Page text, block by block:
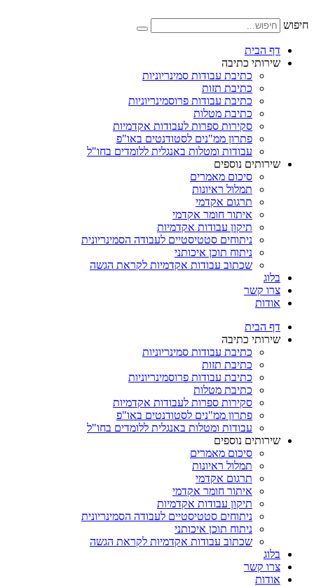
לתוכן
חיפוש
דף הבית
שירותי כתיבה
כתיבת עבודות סמינריוניות
כתיבת תזות
כתיבת עבודות פרוסמינריוניות
כתיבת מטלות
סקירות ספרות לעבודות אקדמיות
פתרון ממ"נים לסטודנטים באו"פ
עבודות ומטלות באנגלית ללומדים בחו"ל
שירותים נוספים
סיכום מאמרים
תמלול ראיונות
תרגום אקדמי
איתור חומר אקדמי
תיקון עבודות אקדמיות
ניתוחים סטטיסטיים לעבודה הסמינריונית
ניתוח תוכן איכותני
שכתוב עבודות אקדמיות לקראת הגשה
בלוג
צרו קשר
אודות
דף הבית
שירותי כתיבה
כתיבת עבודות סמינריוניות
כתיבת תזות
כתיבת עבודות פרוסמינריוניות
כתיבת מטלות
סקירות ספרות לעבודות אקדמיות
פתרון ממ"נים לסטודנטים באו"פ
עבודות ומטלות באנגלית ללומדים בחו"ל
שירותים נוספים
סיכום מאמרים
תמלול ראיונות
תרגום אקדמי
איתור חומר אקדמי
תיקון עבודות אקדמיות
ניתוחים סטטיסטיים לעבודה הסמינריונית
ניתוח תוכן איכותני
שכתוב עבודות אקדמיות לקראת הגשה
בלוג
צרו קשר
אודות